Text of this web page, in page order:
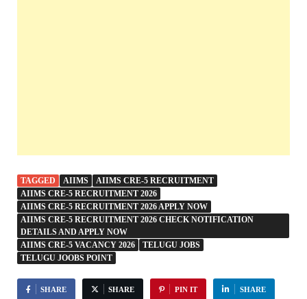
TAGGED AIIMS
AIIMS CRE-5 RECRUITMENT
AIIMS CRE-5 RECRUITMENT 2026
AIIMS CRE-5 RECRUITMENT 2026 APPLY NOW
AIIMS CRE-5 RECRUITMENT 2026 CHECK NOTIFICATION
DETAILS AND APPLY NOW
AIIMS CRE-5 VACANCY 2026
TELUGU JOBS
TELUGU JOOBS POINT
SHARE SHARE PIN IT SHARE